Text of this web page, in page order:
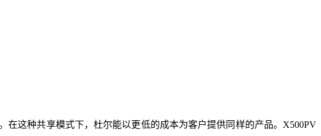
这种共享模式下，杜尔能以更低的成本为客户提供同样的产品。X500PV